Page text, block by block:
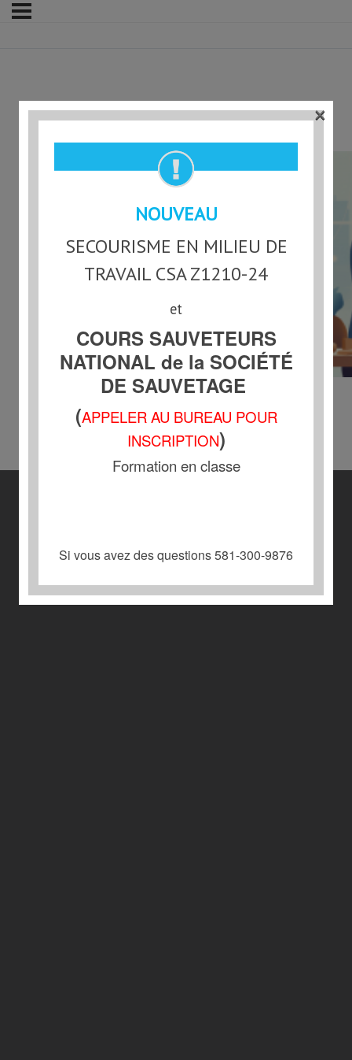
Module 3
NOUVEAU
SECOURISME EN MILIEU DE
TRAVAIL CSA Z1210-24
et
COURS SAUVETEURS
NATIONAL de la SOCIÉTÉ
DE SAUVETAGE
(APPELER AU BUREAU POUR
INSCRIPTION)
Formation en classe
Si vous avez des questions 581-300-9876
×